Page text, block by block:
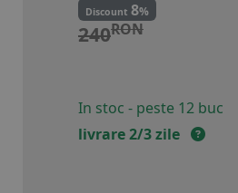
Discount 8%
240RON
In stoc - peste 12 buc
livrare 2/3 zile